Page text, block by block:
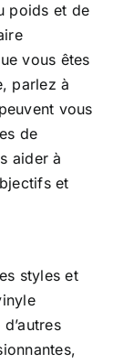
poids et de
vous êtes
parlez à
vous
de
aider à
et
styles et